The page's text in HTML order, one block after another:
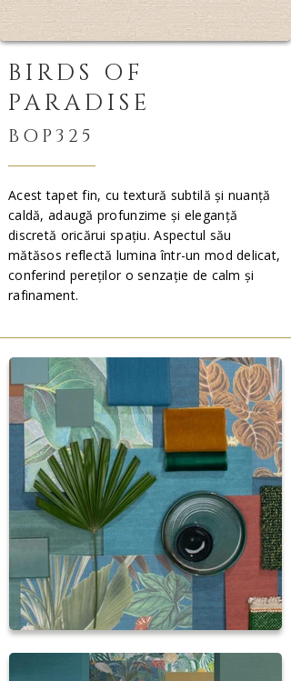
BIRDS OF
PARADISE
BOP325
Acest tapet fin, cu textură subtilă și nuanță
caldă, adaugă profunzime și eleganță
discretă oricărui spațiu. Aspectul său
mătăsos reflectă lumina într-un mod delicat,
conferind pereților o senzație de calm și
rafinament.